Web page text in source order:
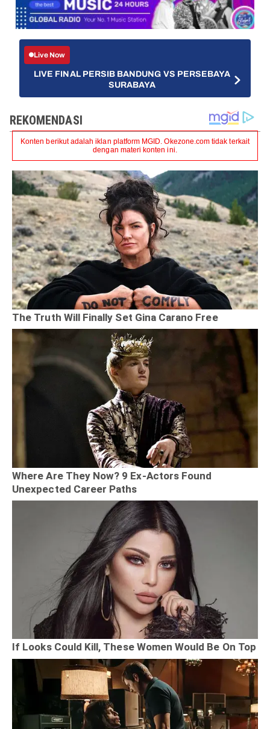
Live Now
LIVE FINAL PERSIB BANDUNG VS PERSEBAYA
SURABAYA